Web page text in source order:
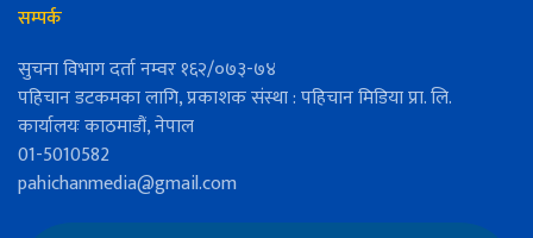
सम्पर्क
सुचना विभाग दर्ता नम्वर १६२/०७३-७४
पहिचान डटकमका लागि, प्रकाशक संस्था : पहिचान मिडिया प्रा. लि.
कार्यालयः काठमाडौं, नेपाल
01-5010582
pahichanmedia@gmail.com